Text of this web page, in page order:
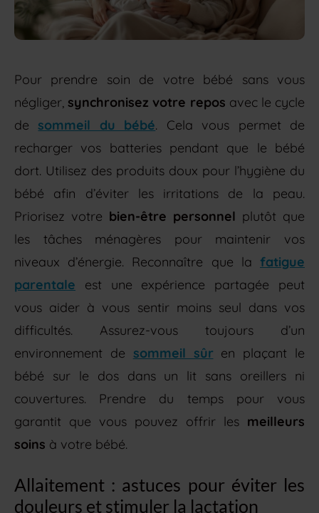
Pour prendre soin de votre bébé sans vous
négliger, synchronisez votre repos avec le cycle
de sommeil du bébé. Cela vous permet de
recharger vos batteries pendant que le bébé
dort. Utilisez des produits doux pour l’hygiène du
bébé afin d’éviter les irritations de la peau.
Priorisez votre bien-être personnel plutôt que
les tâches ménagères pour maintenir vos
niveaux d’énergie. Reconnaître que la fatigue
parentale est une expérience partagée peut
vous aider à vous sentir moins seul dans vos
difficultés. Assurez-vous toujours d’un
environnement de sommeil sûren plaçant le
bébé sur le dos dans un lit sans oreillers ni
couvertures. Prendre du temps pour vous
garantit que vous pouvez offrir les meilleurs
soins à votre bébé.
Allaitement : astuces pour éviter les
douleurs et stimuler la lactation